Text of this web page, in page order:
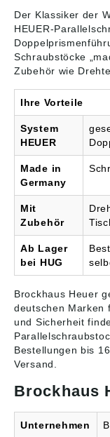
Der Klassiker der
HEUER-
Schraubstöcke
Zubehör wie
Ihre Vorteile
System
HEUER
Made in
Germany
Mit
Zubehör
Ab Lager
bei HUG
Brockhaus Heuer
deutschen Marken
und Sicherheit
Bestellungen bis
Versand.
Brockhaus
Unternehmen